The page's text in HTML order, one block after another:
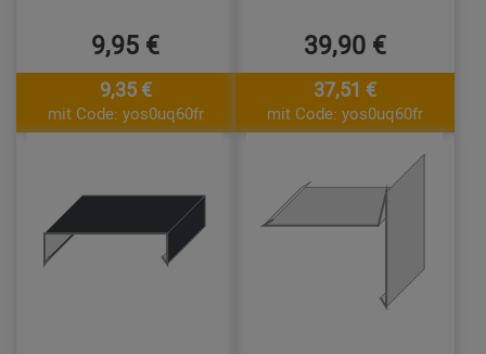
9,95 €
9,35 €
mit Code: yos0uq60fr
39,90 €
37,51 €
mit Code: yos0uq60fr